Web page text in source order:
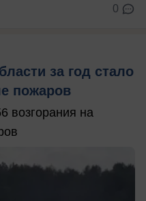
0
за год стало
пожаров
возгорания на